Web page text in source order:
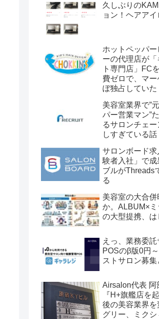
久しぶりの
ョン！ヘアアイ
ホットペッパー
ーの代理店が「
ト専門店」FC
費ゼロで、マー
ぼ独占していた
美容室業界で”
パー営業マン”
るサロンチェ
しすぎている話
サロンボード求
験者入社」で成
ブルがThreads
る
美容室の大合
か。ALBUM×
の大型提携、は
えっ、業務委託
POSのβ版0円
ストサロン募集
Airsalon代表 阿
『H+旗艦店を
後の美容業界を
グリー、ミク